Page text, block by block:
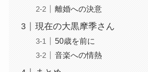
離婚への決意
現在の大黒摩季さん
50歳を前に
音楽への情熱